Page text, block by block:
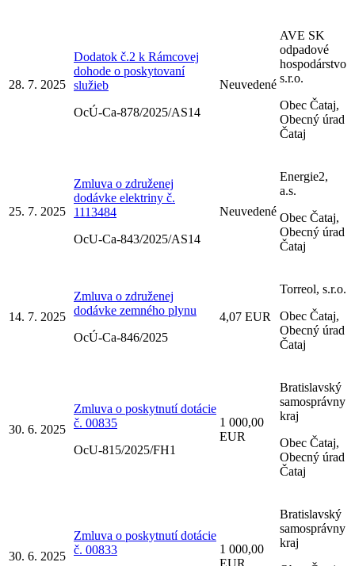
28. 7. 2025
Dodatok č.2 k Rámcovej
dohode o poskytovaní
služieb
OcÚ-Ca-878/2025/AS14
Neuvedené
AVE SK
odpadové
hospodárstvo
s.r.o.
Obec Čataj,
Obecný úrad
Čataj
25. 7. 2025
Zmluva o združenej
dodávke elektriny č.
1113484
OcU-Ca-843/2025/AS14
Neuvedené
Energie2,
a.s.
Obec Čataj,
Obecný úrad
Čataj
14. 7. 2025
Zmluva o združenej
dodávke zemného plynu
OcÚ-Ca-846/2025
4,07 EUR
Torreol, s.r.o.
Obec Čataj,
Obecný úrad
Čataj
30. 6. 2025
Zmluva o poskytnutí dotácie
č. 00835
OcU-815/2025/FH1
1 000,00
EUR
Bratislavský
samosprávny
kraj
Obec Čataj,
Obecný úrad
Čataj
30. 6. 2025
Zmluva o poskytnutí dotácie
č. 00833
1 000,00
EUR
Bratislavský
samosprávny
kraj